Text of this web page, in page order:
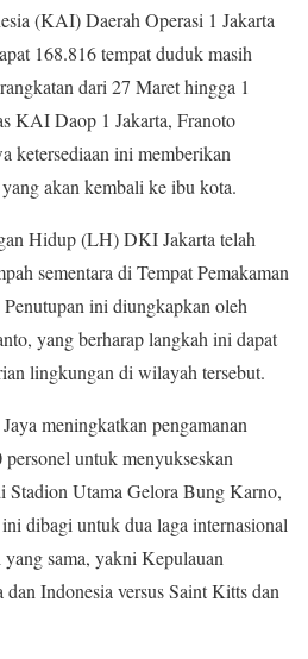
(KAI) Daerah Operasi 1 Jakarta
168.816 tempat duduk masih
dari 27 Maret hingga 1
KAI Daop 1 Jakarta, Franoto
ketersediaan ini memberikan
akan kembali ke ibu kota.
Hidup (LH) DKI Jakarta telah
sementara di Tempat Pemakaman
ini diungkapkan oleh
yang berharap langkah ini dapat
lingkungan di wilayah tersebut.
meningkatkan pengamanan
untuk menyukseskan
Stadion Utama Gelora Bung Karno,
dibagi untuk dua laga internasional
sama, yakni Kepulauan
Indonesia versus Saint Kitts dan